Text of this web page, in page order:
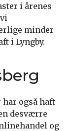
i årenes
minder
i Lyngby.
har også haft
desværre
og